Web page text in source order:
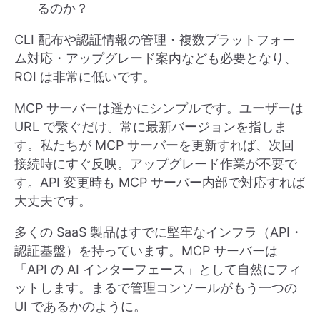
るのか？
CLI 配布や認証情報の管理・複数プラットフォー
ム対応・アップグレード案内なども必要となり、
ROI は非常に低いです。
MCP サーバーは遥かにシンプルです。ユーザーは
URL で繋ぐだけ。常に最新バージョンを指しま
す。私たちが MCP サーバーを更新すれば、次回
接続時にすぐ反映。アップグレード作業が不要で
す。API 変更時も MCP サーバー内部で対応すれば
大丈夫です。
多くの SaaS 製品はすでに堅牢なインフラ（API・
認証基盤）を持っています。MCP サーバーは
「API の AI インターフェース」として自然にフィ
ットします。まるで管理コンソールがもう一つの
UI であるかのように。